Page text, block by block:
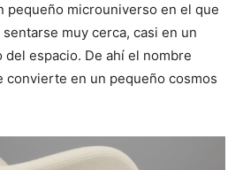
pequeño microuniverso en el que
muy cerca, casi en un
espacio. De ahí el nombre
convierte en un pequeño cosmos